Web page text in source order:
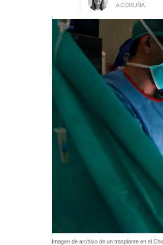
A CORUÑA
Imagen de archivo de un trasplante en el